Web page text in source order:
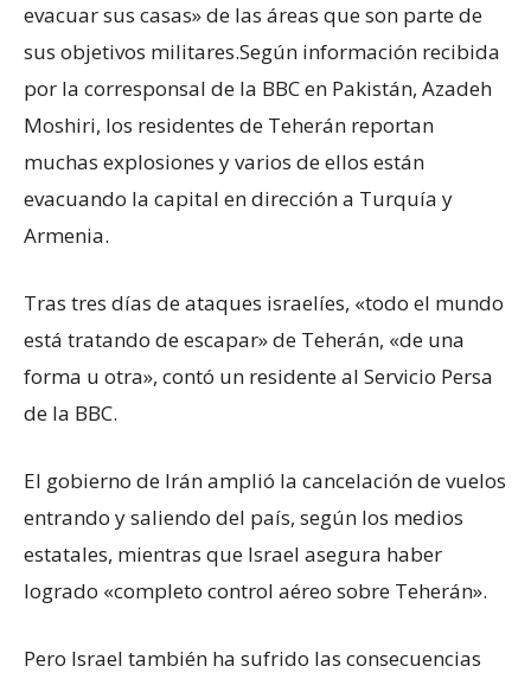
evacuar sus casas» de las áreas que son parte de
sus objetivos militares.Según información recibida
por la corresponsal de la BBC en Pakistán, Azadeh
Moshiri, los residentes de Teherán reportan
muchas explosiones y varios de ellos están
evacuando la capital en dirección a Turquía y
Armenia.
Tras tres días de ataques israelíes, «todo el mundo
está tratando de escapar» de Teherán, «de una
forma u otra», contó un residente al Servicio Persa
de la BBC.
El gobierno de Irán amplió la cancelación de vuelos
entrando y saliendo del país, según los medios
estatales, mientras que Israel asegura haber
logrado «completo control aéreo sobre Teherán».
Pero Israel también ha sufrido las consecuencias